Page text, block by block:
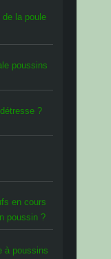
la poule
poussins
?
en cours
poussin ?
à poussins